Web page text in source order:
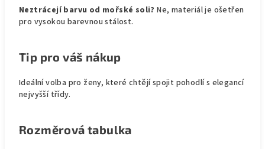
Neztrácejí barvu od mořské soli?Ne, materiál je ošetřen
pro vysokou barevnou stálost.
Tip pro váš nákup
Ideální volba pro ženy, které chtějí spojit pohodlí s elegancí
nejvyšší třídy.
Rozměrová tabulka